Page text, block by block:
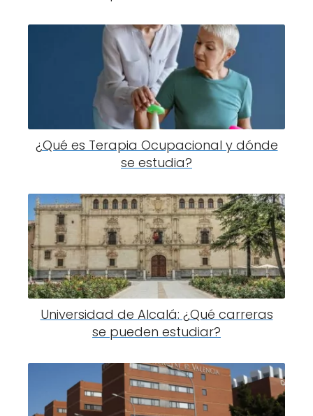
¿Qué es Terapia Ocupacional y dónde
se estudia?
Universidad de Alcalá: ¿Qué carreras
se pueden estudiar?